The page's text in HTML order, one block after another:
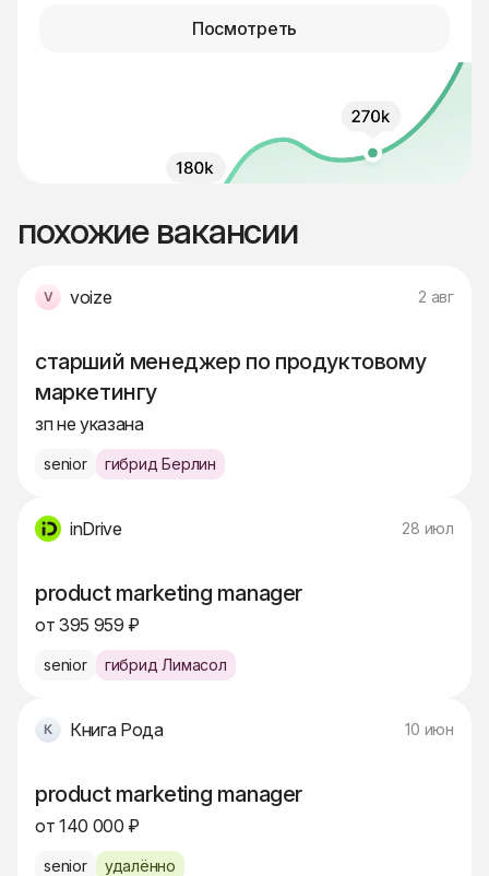
Посмотреть
похожие вакансии
voize 2 авг
старший менеджер по продуктовому
маркетингу
зп не указана
senior гибрид Берлин
inDrive 28 июл
product marketing manager
от 395 959 ₽
senior гибрид Лимасол
Книга Рода 10 июн
product marketing manager
от 140 000 ₽
senior удалённо